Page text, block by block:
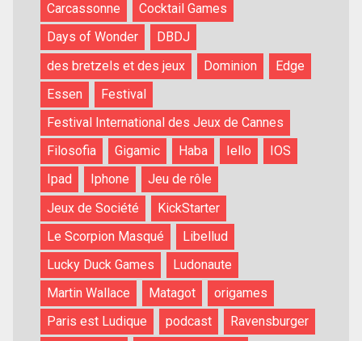
Carcassonne
Cocktail Games
Days of Wonder
DBDJ
des bretzels et des jeux
Dominion
Edge
Essen
Festival
Festival International des Jeux de Cannes
Filosofia
Gigamic Haba Iello
IOS
Ipad
Iphone
Jeu de rôle
Jeux de Société
KickStarter
Le Scorpion Masqué
Libellud
Lucky Duck Games
Ludonaute
Martin Wallace
Matagot
origames
Paris est Ludique
podcast
Ravensburger